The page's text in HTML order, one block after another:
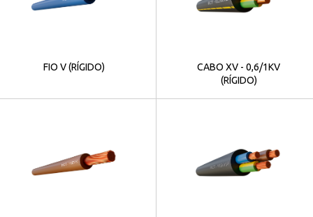
FIO V (RÍGIDO)
CABO XV - 0,6/1KV
(RÍGIDO)